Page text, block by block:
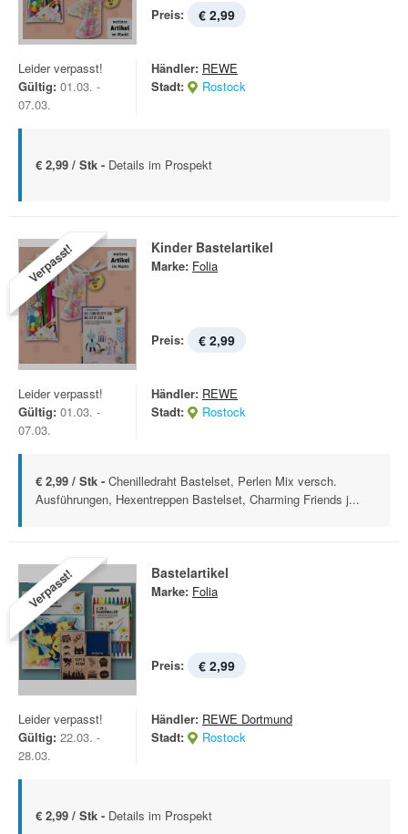
Preis: € 2,99
Leider verpasst!
Gültig: 01.03. -
07.03.
Händler: REWE
Stadt:
Rostock
€ 2,99 / Stk - Details im Prospekt
Verpasst! Kinder Bastelartikel
Marke: Folia
Preis: € 2,99
Leider verpasst!
Gültig: 01.03. -
07.03.
Händler: REWE
Stadt:
Rostock
€ 2,99 / Stk - Chenilledraht Bastelset, Perlen Mix versch.
Ausführungen, Hexentreppen Bastelset, Charming Friends j...
Verpasst! Bastelartikel
Marke: Folia
Preis: € 2,99
Leider verpasst!
Gültig: 22.03. -
28.03.
Händler: REWE Dortmund
Stadt:
Rostock
€ 2,99 / Stk - Details im Prospekt